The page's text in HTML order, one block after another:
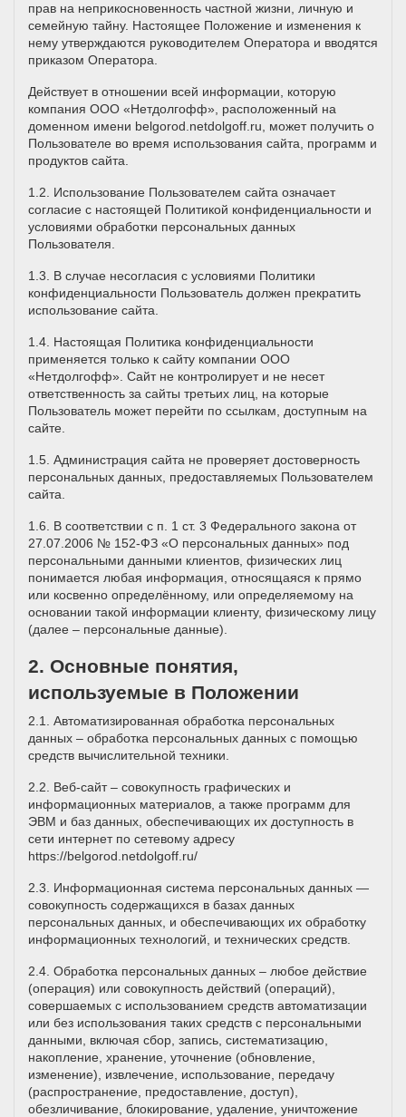
прав на неприкосновенность частной жизни, личную и
семейную тайну. Настоящее Положение и изменения к
нему утверждаются руководителем Оператора и вводятся
приказом Оператора.
Действует в отношении всей информации, которую
компания ООО «Нетдолгофф», расположенный на
доменном имени belgorod.netdolgoff.ru, может получить о
Пользователе во время использования сайта, программ и
продуктов сайта.
1.2. Использование Пользователем сайта означает
согласие с настоящей Политикой конфиденциальности и
условиями обработки персональных данных
Пользователя.
1.3. В случае несогласия с условиями Политики
конфиденциальности Пользователь должен прекратить
использование сайта.
1.4. Настоящая Политика конфиденциальности
применяется только к сайту компании ООО
«Нетдолгофф». Сайт не контролирует и не несет
ответственность за сайты третьих лиц, на которые
Пользователь может перейти по ссылкам, доступным на
сайте.
1.5. Администрация сайта не проверяет достоверность
персональных данных, предоставляемых Пользователем
сайта.
1.6. В соответствии с п. 1 ст. 3 Федерального закона от
27.07.2006 № 152-ФЗ «О персональных данных» под
персональными данными клиентов, физических лиц
понимается любая информация, относящаяся к прямо
или косвенно определённому, или определяемому на
основании такой информации клиенту, физическому лицу
(далее – персональные данные).
2. Основные понятия,
используемые в Положении
2.1. Автоматизированная обработка персональных
данных – обработка персональных данных с помощью
средств вычислительной техники.
2.2. Веб-сайт – совокупность графических и
информационных материалов, а также программ для
ЭВМ и баз данных, обеспечивающих их доступность в
сети интернет по сетевому адресу
https://belgorod.netdolgoff.ru/
2.3. Информационная система персональных данных —
совокупность содержащихся в базах данных
персональных данных, и обеспечивающих их обработку
информационных технологий, и технических средств.
2.4. Обработка персональных данных – любое действие
(операция) или совокупность действий (операций),
совершаемых с использованием средств автоматизации
или без использования таких средств с персональными
данными, включая сбор, запись, систематизацию,
накопление, хранение, уточнение (обновление,
изменение), извлечение, использование, передачу
(распространение, предоставление, доступ),
обезличивание, блокирование, удаление, уничтожение